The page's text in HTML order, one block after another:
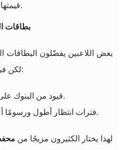
قيمتها بين وقت الإيداع والسحب.
3. بطاقات
بعض اللاعبين يفضّلون البطاقات
لكن في المنطقة العربية قد تواجهك:
قيود من البنوك على التعامل مع مواقع القمار.
فترات انتظار أطول ورسومًا أعلى في التحويلات الدولية.
لهذا يختار الكثيرون مزيجًا من